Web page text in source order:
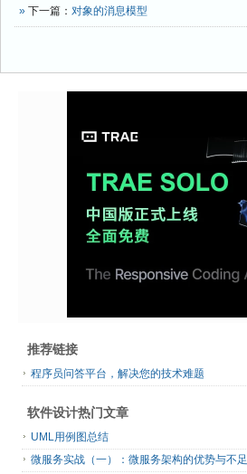
» 下一篇： 对象的消息模型
推荐链接
程序员问答平台，解决您的技术难题
软件设计热门文章
UML用例图总结
微服务实战（一）：微服务架构的优势与不足